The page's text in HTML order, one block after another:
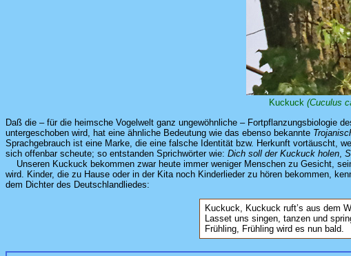
Kuckuck (Cuculus
Daß die – für die heimsche Vogelwelt ganz ungewöhnliche – Fortpflanzungsbiologie
untergeschoben wird, hat eine ähnliche Bedeutung wie das ebenso bekannte
Sprachgebrauch ist eine Marke, die eine falsche Identität bzw. Herkunft vortäuscht,
sich offenbar scheute; so entstanden Sprichwörter wie: Dich soll der Kuckuck holen
Unseren Kuckuck bekommen zwar heute immer weniger Menschen zu Gesicht,
wird. Kinder, die zu Hause oder in der Kita noch Kinderlieder zu hören bekommen,
dem Dichter des Deutschlandliedes:
Kuckuck, Kuckuck ruft’s aus dem
Lasset uns singen, tanzen und
Frühling, Frühling wird es nun bald.